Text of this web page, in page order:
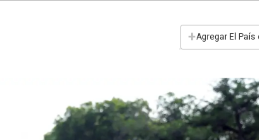
+Agregar El País